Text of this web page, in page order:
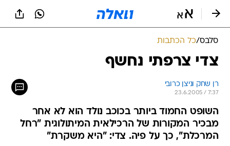
סלבס/כל הכתבות
צדי צרפתי נחשף
רן שחק וניצן כרובי
23.6.2005 / 7:37
השופט החמוד ביותר בכוכב נולד הוא לא אחר
מבכיר המקורות של הרכילאית המיתולוגית "רחל
המרכלת", כך על פיה. צדי: "היא משקרת"